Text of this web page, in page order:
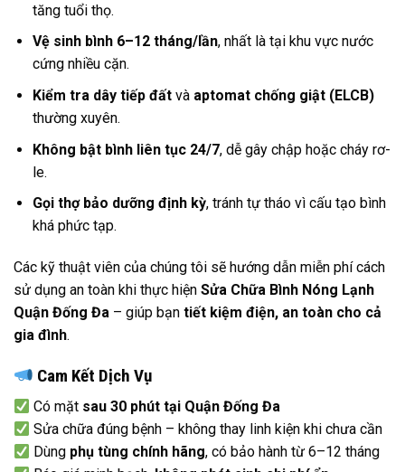
tăng tuổi thọ.
Vệ sinh bình 6–12 tháng/lần, nhất là tại khu vực nước
cứng nhiều cặn.
Kiểm tra dây tiếp đấtvà aptomat chống giật (ELCB)
thường xuyên.
Không bật bình liên tục 24/7, dễ gây chập hoặc cháy rơ-
le.
Gọi thợ bảo dưỡng định kỳ, tránh tự tháo vì cấu tạo bình
khá phức tạp.
Các kỹ thuật viên của chúng tôi sẽ hướng dẫn miễn phí cách
sử dụng an toàn khi thực hiện Sửa Chữa Bình Nóng Lạnh
Quận Đống Đa – giúp bạn tiết kiệm điện, an toàn cho cả
gia đình.
Cam Kết Dịch Vụ
Có mặt sau 30 phút tại Quận Đống Đa
Sửa chữa đúng bệnh – không thay linh kiện khi chưa cần
Dùng phụ tùng chính hãng, có bảo hành từ 6–12 tháng